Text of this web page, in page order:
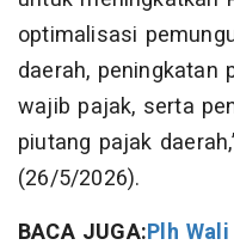
optimalisasi
daerah, peningkatan
wajib pajak, serta
piutang pajak
(26/5/2026).
BACA JUGA:Plh